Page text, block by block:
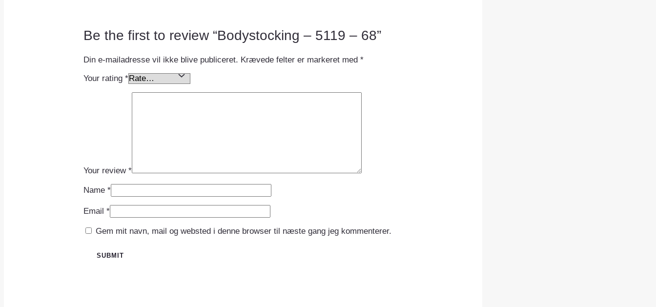
Be the first to review “Bodystocking – 5119 – 68”
Din e-mailadresse vil ikke blive publiceret. Krævede felter er markeret med*
Your rating*
Your review*
Name*
Email*
Gem mit navn, mail og websted i denne browser til næste gang jeg kommenterer.